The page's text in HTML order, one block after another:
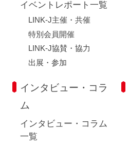
イベントレポート一覧
LINK-J主催・共催
特別会員開催
LINK-J協賛・協力
出展・参加
インタビュー・コラ
ム
インタビュー・コラム
一覧